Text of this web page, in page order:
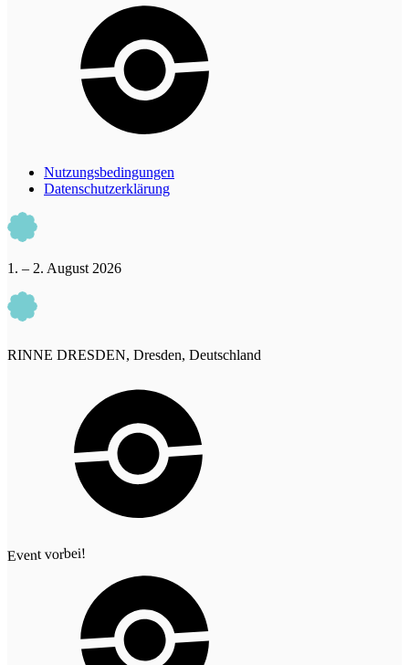
Nutzungsbedingungen
Datenschutzerklärung
1. – 2. August 2026
RINNE DRESDEN, Dresden, Deutschland
Event vorbei!